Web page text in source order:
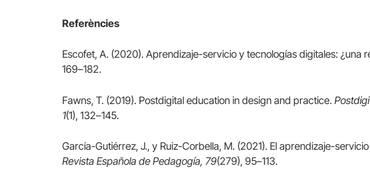
Referències
Escofet, A. (2020). Aprendizaje-servicio y tecnologías digitales: ¿una
169–182.
Fawns, T. (2019). Postdigital education in design and practice.
1(1), 132–145.
García-Gutiérrez, J., y Ruiz-Corbella, M. (2021). El aprendizaje-
Revista Española de Pedagogía, 79(279), 95–113.